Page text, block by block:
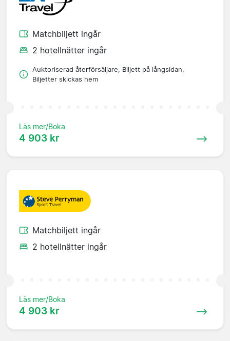
Matchbiljett ingår
2 hotellnätter ingår
Auktoriserad återförsäljare, Biljett på långsidan,
Biljetter skickas hem
Läs mer/Boka
4 903 kr
Matchbiljett ingår
2 hotellnätter ingår
Läs mer/Boka
4 903 kr